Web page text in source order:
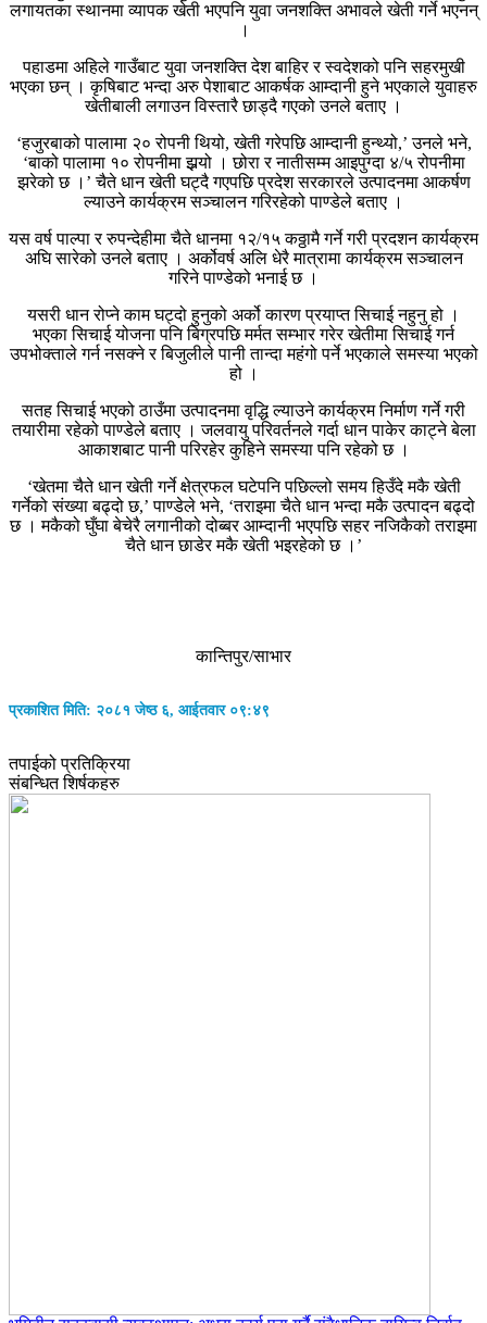
लगायतका स्थानमा व्यापक खेती भएपनि युवा जनशक्ति अभावले खेती गर्ने भएनन्
।
पहाडमा अहिले गाउँबाट युवा जनशक्ति देश बाहिर र स्वदेशको पनि सहरमुखी
भएका छन् । कृषिबाट भन्दा अरु पेशाबाट आकर्षक आम्दानी हुने भएकाले युवाहरु
खेतीबाली लगाउन विस्तारै छाड्दै गएको उनले बताए ।
‘हजुरबाको पालामा २० रोपनी थियो, खेती गरेपछि आम्दानी हुन्थ्यो,’ उनले भने,
‘बाको पालामा १० रोपनीमा झर्‍यो । छोरा र नातीसम्म आइपुग्दा ४/५ रोपनीमा
झरेको छ ।’ चैते धान खेती घट्दै गएपछि प्रदेश सरकारले उत्पादनमा आकर्षण
ल्याउने कार्यक्रम सञ्चालन गरिरहेको पाण्डेले बताए ।
यस वर्ष पाल्पा र रुपन्देहीमा चैते धानमा १२/१५ कठ्ठामै गर्ने गरी प्रदशन कार्यक्रम
अघि सारेको उनले बताए । अर्कोवर्ष अलि धेरै मात्रामा कार्यक्रम सञ्चालन
गरिने पाण्डेको भनाई छ ।
यसरी धान रोप्ने काम घट्दो हुनुको अर्को कारण प्रयाप्त सिचाई नहुनु हो ।
भएका सिचाई योजना पनि बिग्रपछि मर्मत सम्भार गरेर खेतीमा सिचाई गर्न
उपभोक्ताले गर्न नसक्ने र बिजुलीले पानी तान्दा महंगो पर्ने भएकाले समस्या भएको
हो ।
सतह सिचाई भएको ठाउँमा उत्पादनमा वृद्धि ल्याउने कार्यक्रम निर्माण गर्ने गरी
तयारीमा रहेको पाण्डेले बताए । जलवायु परिवर्तनले गर्दा धान पाकेर काट्ने बेला
आकाशबाट पानी परिरहेर कुहिने समस्या पनि रहेको छ ।
‘खेतमा चैते धान खेती गर्ने क्षेत्रफल घटेपनि पछिल्लो समय हिउँदे मकै खेती
गर्नेको संख्या बढ्दो छ,’ पाण्डेले भने, ‘तराइमा चैते धान भन्दा मकै उत्पादन बढ्दो
छ । मकैको घुँघा बेचेरै लगानीको दोब्बर आम्दानी भएपछि सहर नजिकैको तराइमा
चैते धान छाडेर मकै खेती भइरहेको छ ।’
कान्तिपुर/साभार
प्रकाशित मिति: २०८१ जेष्ठ ६, आईतवार ०९:४९
तपाईको प्रतिक्रिया
संबन्धित शिर्षकहरु